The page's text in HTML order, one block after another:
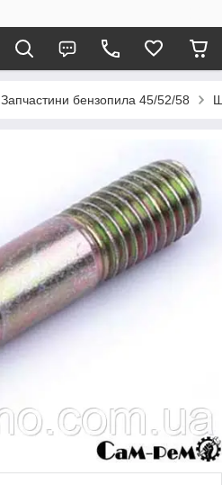
Запчастини бензопила 45/52/58